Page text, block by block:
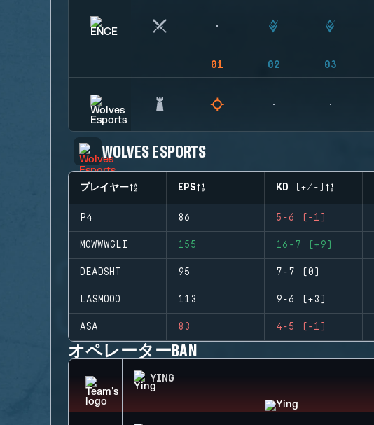
01 02 03
WOLVES ESPORTS
プレイヤー EPS KD (+/-)
P4 86 5-6 (-1)
MOWWWGLI 155 16-7 (+9)
DEADSHT 95 7-7 (0)
LASMOOO 113 9-6 (+3)
ASA 83 4-5 (-1)
オペレーターBAN
YING